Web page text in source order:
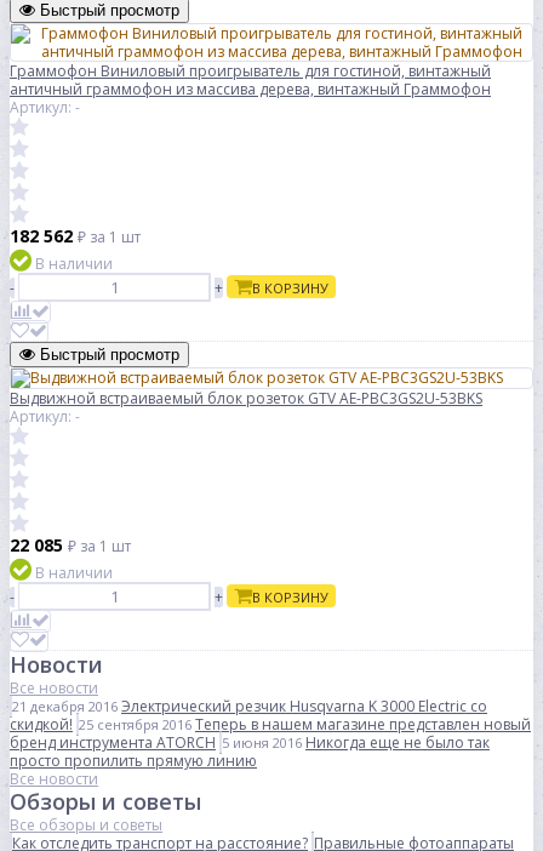
Быстрый просмотр
Граммофон Виниловый проигрыватель для гостиной, винтажный
античный граммофон из массива дерева, винтажный Граммофон
Артикул: -
182 562 ₽ за 1 шт
В наличии
-
+ В КОРЗИНУ
Быстрый просмотр
Выдвижной встраиваемый блок розеток GTV AE-PBC3GS2U-53BKS
Артикул: -
22 085 ₽ за 1 шт
В наличии
-
+ В КОРЗИНУ
Новости
Все новости
21 декабря 2016 Электрический резчик Husqvarna K 3000 Electric со
скидкой! 25 сентября 2016 Теперь в нашем магазине представлен новый
бренд инструмента ATORCH 5 июня 2016 Никогда еще не было так
просто пропилить прямую линию
Все новости
Обзоры и советы
Все обзоры и советы
Как отследить транспорт на расстояние? Правильные фотоаппараты